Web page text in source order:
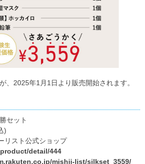
、2025年1月1日より販売開始されます。
セット
)
リスト公式ショップ
detail/444
mishii-list/silkset_3559/